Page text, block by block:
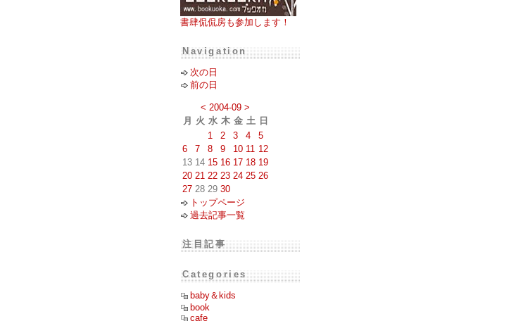
書肆侃侃房も参加します！
Navigation
次の日
前の日
< 2004-09 >
月
火 水 木 金 土 日
1
2 3 4
5
6
7 8 9 10 11 12
13 14 15 16 17 18 19
20 21 22 23 24 25 26
27 28 29 30
トップページ
過去記事一覧
注目記事
Categories
baby＆kids
book
cafe